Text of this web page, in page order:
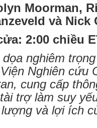
Moorman,
và Nick
2:00 chiều
nghiêm
Nghiên cứu
cung cấp
trợ làm suy
và lợi ích